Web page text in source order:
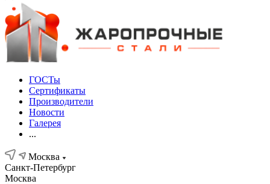
ГОСТы
Сертификаты
Производители
Новости
Галерея
...
Москва
Санкт-Петербург
Москва